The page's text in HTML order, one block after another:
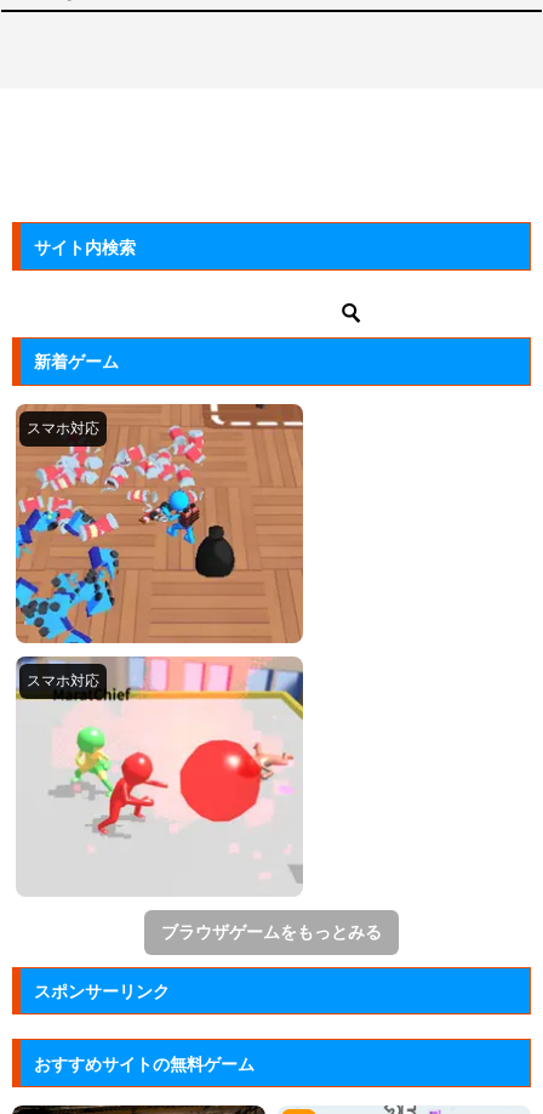
サイト内検索
新着ゲーム
ブラウザゲームをもっとみる
スポンサーリンク
おすすめサイトの無料ゲーム